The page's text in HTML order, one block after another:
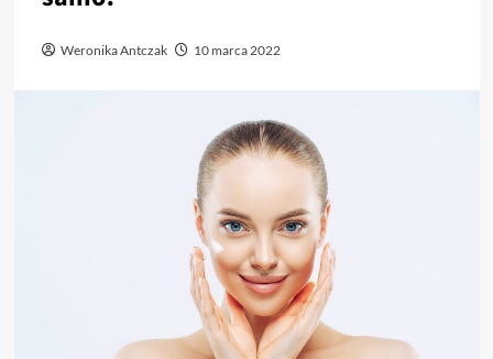
Weronika Antczak 10 marca 2022